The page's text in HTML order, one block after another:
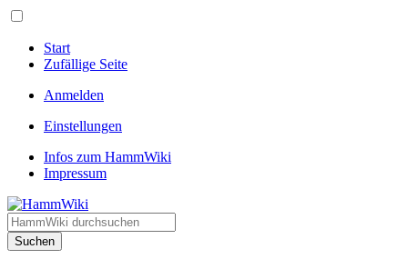
Start
Zufällige Seite
Anmelden
Einstellungen
Infos zum HammWiki
Impressum
Suchen